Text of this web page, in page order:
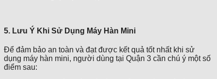
5. Lưu Ý Khi Sử Dụng Máy Hàn Mini
Để đảm bảo an toàn và đạt được kết quả tốt nhất khi sử
dụng máy hàn mini, người dùng tại Quận 3 cần chú ý một số
điểm sau: